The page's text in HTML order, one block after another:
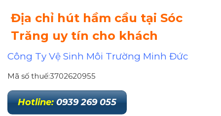
Địa chỉ hút hầm cầu tại Sóc
Trăng uy tín cho khách
Công Ty Vệ Sinh Môi Trường Minh Đức
Mã số thuế:3702620955
Hotline: 0939 269 055